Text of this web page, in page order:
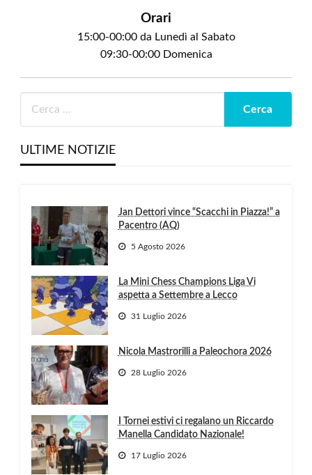
Orari
15:00-00:00 da Lunedì al Sabato
09:30-00:00 Domenica
ULTIME NOTIZIE
Jan Dettori vince “Scacchi in Piazza!” a
Pacentro (AQ)
5 Agosto 2026
La Mini Chess Champions Liga Vi
aspetta a Settembre a Lecco
31 Luglio 2026
Nicola Mastrorilli a Paleochora 2026
28 Luglio 2026
I Tornei estivi ci regalano un Riccardo
Manella Candidato Nazionale!
17 Luglio 2026